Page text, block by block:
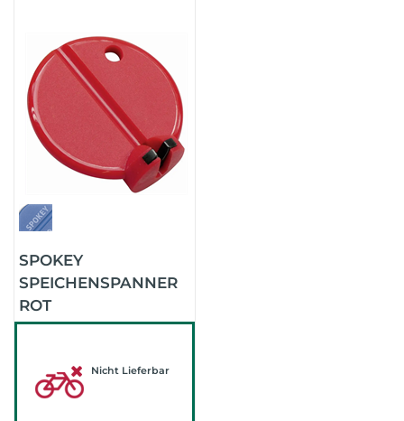
SPOKEY
SPEICHENSPANNER
ROT
NORMALGRÖSSE
Nicht Lieferbar